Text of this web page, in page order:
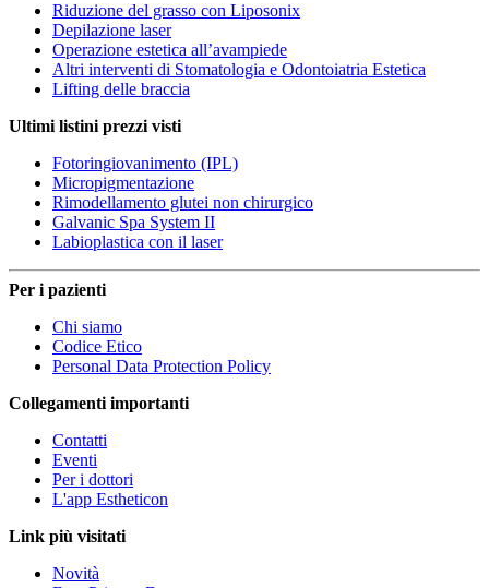
Riduzione del grasso con Liposonix
Depilazione laser
Operazione estetica all’avampiede
Altri interventi di Stomatologia e Odontoiatria Estetica
Lifting delle braccia
Ultimi listini prezzi visti
Fotoringiovanimento (IPL)
Micropigmentazione
Rimodellamento glutei non chirurgico
Galvanic Spa System II
Labioplastica con il laser
Per i pazienti
Chi siamo
Codice Etico
Personal Data Protection Policy
Collegamenti importanti
Contatti
Eventi
Per i dottori
L'app Estheticon
Link più visitati
Novità